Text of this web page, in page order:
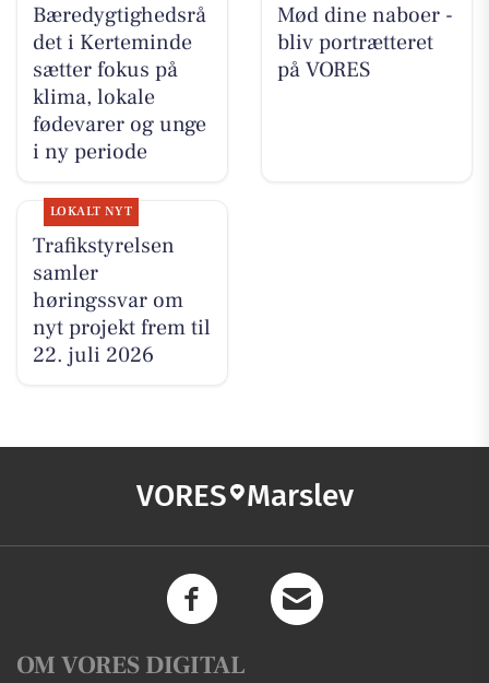
Bæredygtighedsrå
det i Kerteminde
sætter fokus på
klima, lokale
fødevarer og unge
i ny periode
Mød dine naboer -
bliv portrætteret
på VORES
LOKALT NYT
Trafikstyrelsen
samler
høringssvar om
nyt projekt frem til
22. juli 2026
VORES Marslev
OM VORES DIGITAL